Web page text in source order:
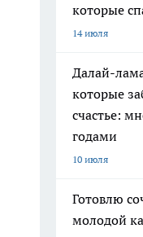
которые
14 июля
Далай-
которые
счастье:
годами
10 июля
Готовлю
молодой